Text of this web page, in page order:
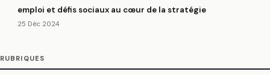
emploi et défis sociaux au cœur de la stratégie
25 Déc 2024
RUBRIQUES